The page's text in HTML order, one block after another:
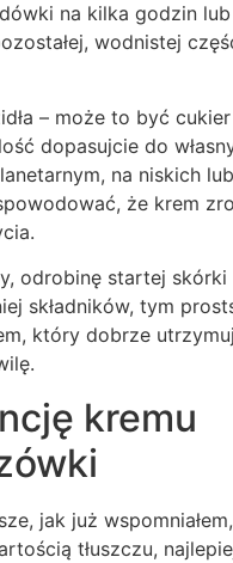
na kilka godzin
wodnistej
– może to być
dopasujcie do
na niskich
że krem
odrobinę startej skórki
składników, tym
który dobrze
kremu
jak już
tłuszczu,